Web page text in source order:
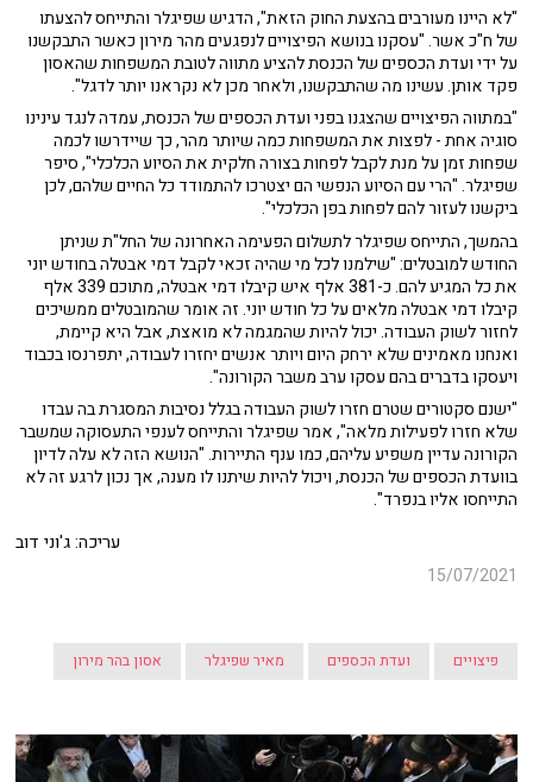
"לא היינו מעורבים בהצעת החוק הזאת", הדגיש שפיגלר והתייחס להצעתו
של ח"כ אשר. "עסקנו בנושא הפיצויים לנפגעים מהר מירון כאשר התבקשנו
על ידי ועדת הכספים של הכנסת להציע מתווה לטובת המשפחות שהאסון
פקד אותן. עשינו מה שהתבקשנו, ולאחר מכן לא נקראנו יותר לדגל".
"במתווה הפיצויים שהצגנו בפני ועדת הכספים של הכנסת, עמדה לנגד עינינו
סוגיה אחת - לפצות את המשפחות כמה שיותר מהר, כך שיידרשו לכמה
שפחות זמן על מנת לקבל לפחות בצורה חלקית את הסיוע הכלכלי", סיפר
שפיגלר. "הרי עם הסיוע הנפשי הם יצטרכו להתמודד כל החיים שלהם, לכן
ביקשנו לעזור להם לפחות בפן הכלכלי".
בהמשך, התייחס שפיגלר לתשלום הפעימה האחרונה של החל"ת שניתן
החודש למובטלים: "שילמנו לכל מי שהיה זכאי לקבל דמי אבטלה בחודש יוני
את כל המגיע להם. כ-381 אלף איש קיבלו דמי אבטלה, מתוכם 339 אלף
קיבלו דמי אבטלה מלאים על כל חודש יוני. זה אומר שהמובטלים ממשיכים
לחזור לשוק העבודה. יכול להיות שהמגמה לא מואצת, אבל היא קיימת,
ואנחנו מאמינים שלא ירחק היום ויותר אנשים יחזרו לעבודה, יתפרנסו בכבוד
ויעסקו בדברים בהם עסקו ערב משבר הקורונה".
"ישנם סקטורים שטרם חזרו לשוק העבודה בגלל נסיבות המסגרת בה עבדו
שלא חזרו לפעילות מלאה", אמר שפיגלר והתייחס לענפי התעסוקה שמשבר
הקורונה עדיין משפיע עליהם, כמו ענף התיירות. "הנושא הזה לא עלה לדיון
בוועדת הכספים של הכנסת, ויכול להיות שיתנו לו מענה, אך נכון לרגע זה לא
התייחסו אליו בנפרד".
עריכה: ג'וני דוב
15/07/2021
פיצויים ועדת הכספים מאיר שפיגלר אסון בהר מירון